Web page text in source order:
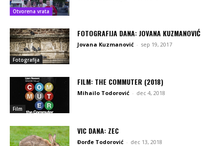
Otvorena vrata
Fotografija
FOTOGRAFIJA DANA: JOVANA KUZMANOVIĆ
Jovana Kuzmanović - sep 19, 2017
Film
FILM: THE COMMUTER (2018)
Mihailo Todorović - dec 4, 2018
VIC DANA: ZEC
Đorđe Todorović - dec 13, 2018